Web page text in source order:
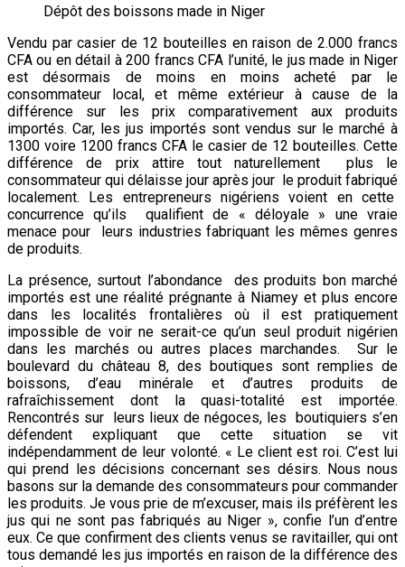
Dépôt des boissons made in Niger
Vendu par casier de 12 bouteilles en raison de 2.000 francs
CFA ou en détail à 200 francs CFA l’unité, le jus made in Niger
est désormais de moins en moins acheté par le
consommateur local, et même extérieur à cause de la
différence sur les prix comparativement aux produits
importés. Car, les jus importés sont vendus sur le marché à
1300 voire 1200 francs CFA le casier de 12 bouteilles. Cette
différence de prix attire tout naturellement plus le
consommateur qui délaisse jour après jour le produit fabriqué
localement. Les entrepreneurs nigériens voient en cette
concurrence qu’ils qualifient de « déloyale » une vraie
menace pour leurs industries fabriquant les mêmes genres
de produits.
La présence, surtout l’abondance des produits bon marché
importés est une réalité prégnante à Niamey et plus encore
dans les localités frontalières où il est pratiquement
impossible de voir ne serait-ce qu’un seul produit nigérien
dans les marchés ou autres places marchandes. Sur le
boulevard du château 8, des boutiques sont remplies de
boissons, d’eau minérale et d’autres produits de
rafraîchissement dont la quasi-totalité est importée.
Rencontrés sur leurs lieux de négoces, les boutiquiers s’en
défendent expliquant que cette situation se vit
indépendamment de leur volonté. « Le client est roi. C’est lui
qui prend les décisions concernant ses désirs. Nous nous
basons sur la demande des consommateurs pour commander
les produits. Je vous prie de m’excuser, mais ils préfèrent les
jus qui ne sont pas fabriqués au Niger », confie l’un d’entre
eux. Ce que confirment des clients venus se ravitailler, qui ont
tous demandé les jus importés en raison de la différence des